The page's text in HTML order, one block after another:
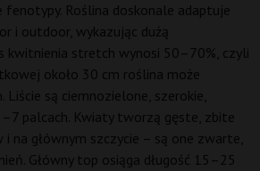
Roślina doskonale adaptuje
i outdoor, wykazując dużą
kwitnienia stretch wynosi 50–70%, czyli
około 30 cm roślina może
są ciemnozielone, szerokie,
palcach. Kwiaty tworzą gęste, zbite
na głównym szczycie – są one zwarte,
Główny top osiąga długość 15–25